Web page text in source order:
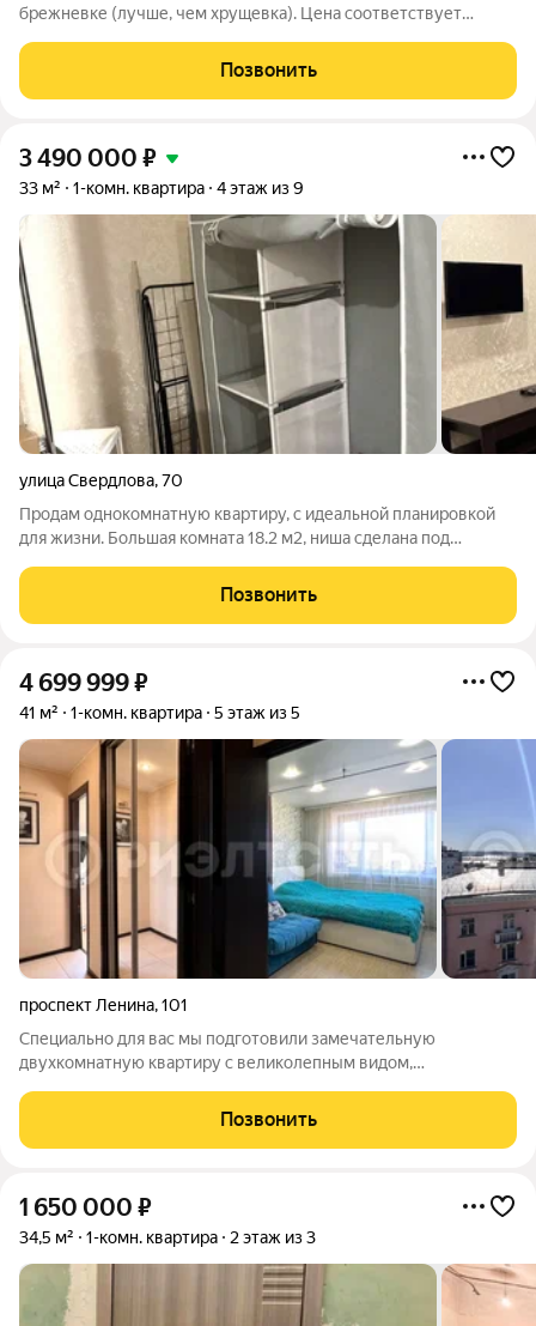
брежневке (лучше, чем хрущевка). Цена соответствует
№ 18 у памятника "Ждущая", во дворе школа № 5. Соседи все в
подъезде живут дано и
Позвонить
3 490 000 ₽
33 м² 1-комн. квартира 4 этаж из 9
улица Свердлова,70
Продам однокомнатную квартиру, с идеальной планировкой
для жизни. Большая комната 18.2 м2, ниша сделана под
объеме, в котором они были при застройке. Заменена
проводка, косметический ремонт
Позвонить
4 699 999₽
41 м² 1-комн. квартира 5 этаж из 5
проспект Ленина,101
Специально для вас мы подготовили замечательную
двухкомнатную квартиру с великолепным видом,
современном европейском стиле, а все коммуникации и
проводка заменены. В квартире реализована
Позвонить
1 650 000 ₽
34,5 м² 1-комн. квартира 2 этаж из 3